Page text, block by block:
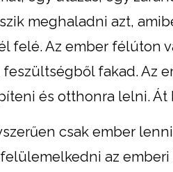
meghaladni azt,
felé. Az ember félúton
fakad. Az
és otthonra lelni. Át
csak ember
az